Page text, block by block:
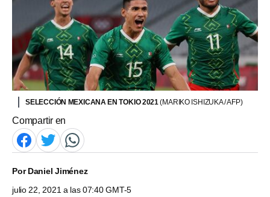
SELECCIÓN MEXICANA EN TOKIO 2021(MARIKO ISHIZUKA / AFP)
Compartir en
PorDaniel Jiménez
julio 22, 2021 a las 07:40 GMT-5